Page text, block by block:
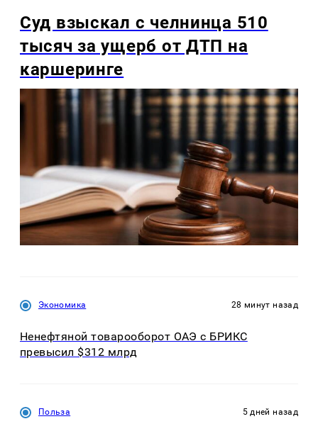
Суд взыскал с челнинца 510
тысяч за ущерб от ДТП на
каршеринге
Экономика 28 минут назад
Ненефтяной товарооборот ОАЭ с БРИКС
превысил $312 млрд
Польза 5 дней назад